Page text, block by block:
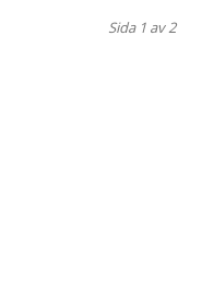
Sida 1 av 2